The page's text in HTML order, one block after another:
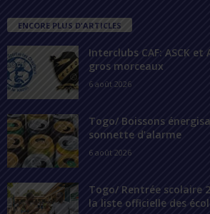
ENCORE PLUS D'ARTICLES
Interclubs CAF: ASCK et
gros morceaux
6 août 2026
Togo/ Boissons
sonnette d’alarme
6 août 2026
Togo/ Rentrée scolaire
la liste officielle des